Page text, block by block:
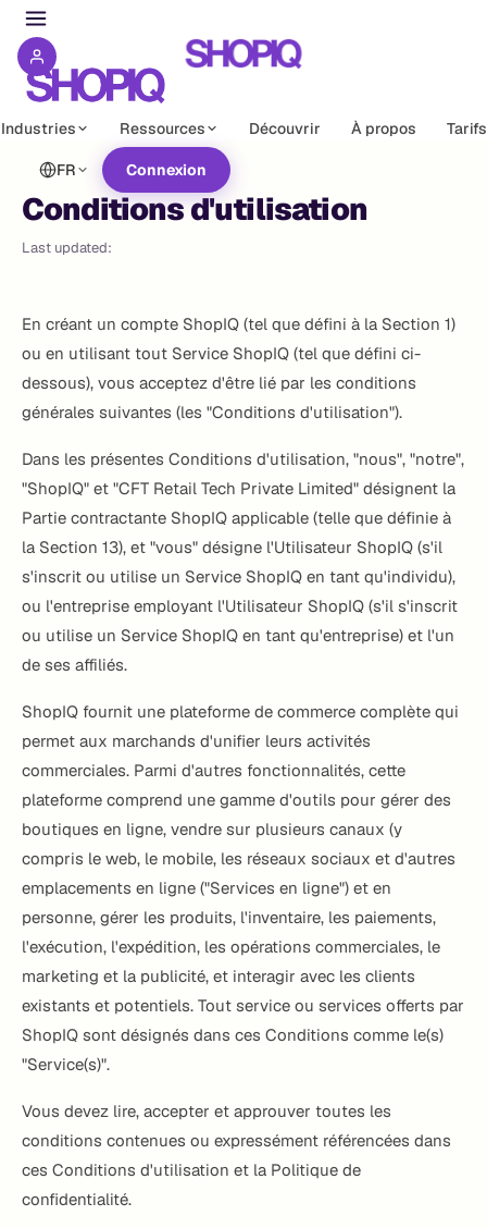
Industries Ressources Découvrir À propos Tarifs
FR Connexion
Conditions d'utilisation
Last updated:
En créant un compte ShopIQ (tel que défini à la Section 1)
ou en utilisant tout Service ShopIQ (tel que défini ci-
dessous), vous acceptez d'être lié par les conditions
générales suivantes (les "Conditions d'utilisation").
Dans les présentes Conditions d'utilisation, "nous", "notre",
"ShopIQ" et "CFT Retail Tech Private Limited" désignent la
Partie contractante ShopIQ applicable (telle que définie à
la Section 13), et "vous" désigne l'Utilisateur ShopIQ (s'il
s'inscrit ou utilise un Service ShopIQ en tant qu'individu),
ou l'entreprise employant l'Utilisateur ShopIQ (s'il s'inscrit
ou utilise un Service ShopIQ en tant qu'entreprise) et l'un
de ses affiliés.
ShopIQ fournit une plateforme de commerce complète qui
permet aux marchands d'unifier leurs activités
commerciales. Parmi d'autres fonctionnalités, cette
plateforme comprend une gamme d'outils pour gérer des
boutiques en ligne, vendre sur plusieurs canaux (y
compris le web, le mobile, les réseaux sociaux et d'autres
emplacements en ligne ("Services en ligne") et en
personne, gérer les produits, l'inventaire, les paiements,
l'exécution, l'expédition, les opérations commerciales, le
marketing et la publicité, et interagir avec les clients
existants et potentiels. Tout service ou services offerts par
ShopIQ sont désignés dans ces Conditions comme le(s)
"Service(s)".
Vous devez lire, accepter et approuver toutes les
conditions contenues ou expressément référencées dans
ces Conditions d'utilisation et la Politique de
confidentialité.